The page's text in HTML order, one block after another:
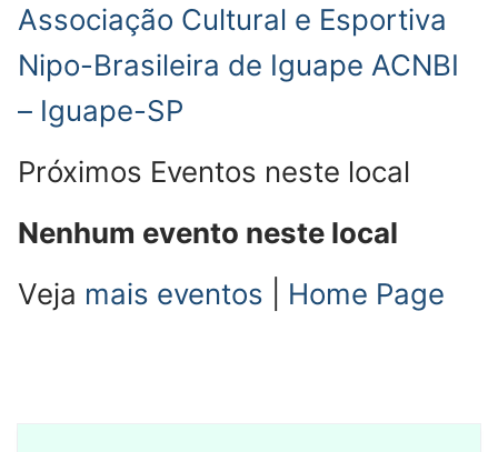
Associação Cultural e Esportiva
Nipo-Brasileira de Iguape ACNBI
– Iguape-SP
Próximos Eventos neste local
Nenhum evento neste local
Veja mais eventos Home Page